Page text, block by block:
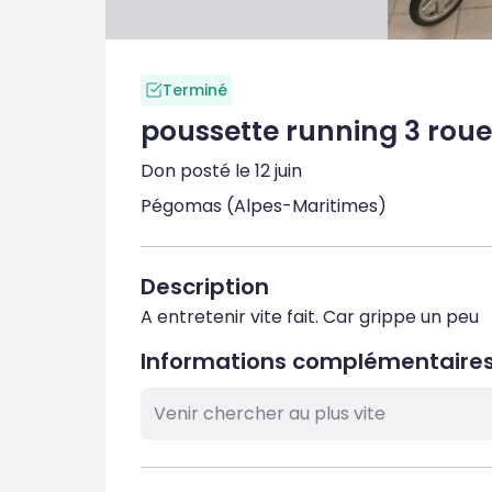
Terminé
poussette running 3
Don posté le 12 juin
Pégomas (Alpes-Maritimes)
Description
A entretenir vite fait. Car grippe un peu
Informations
Venir chercher au plus vite